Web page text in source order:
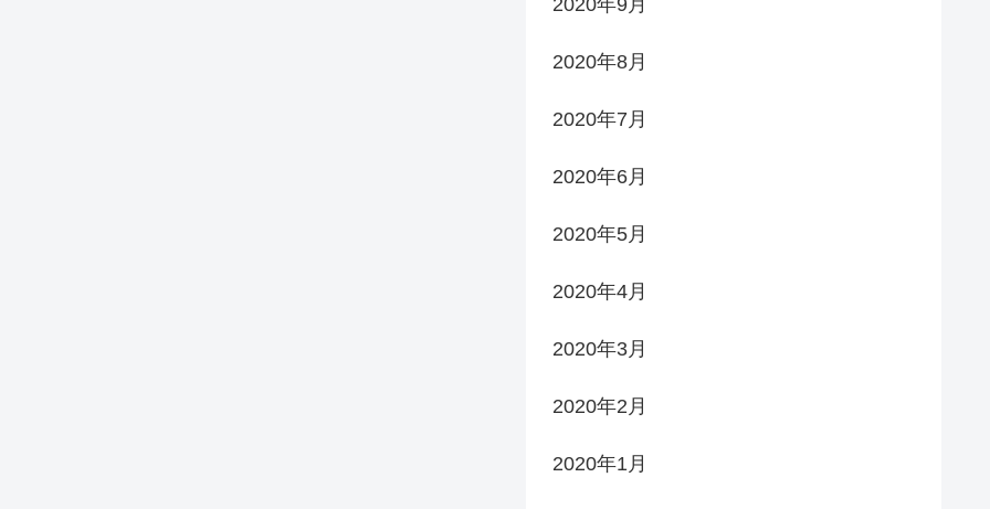
2020年9月
2020年8月
2020年7月
2020年6月
2020年5月
2020年4月
2020年3月
2020年2月
2020年1月